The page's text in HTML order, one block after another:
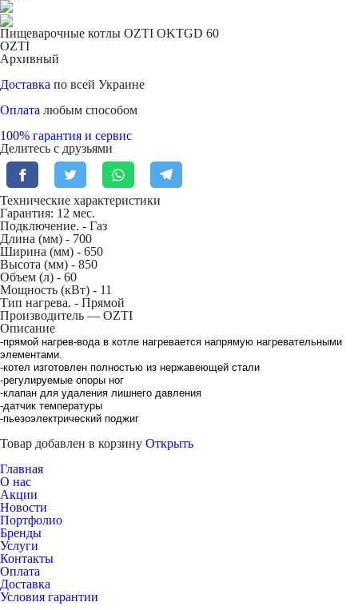
Пищеварочные котлы OZTI OKTGD 60
OZTI
Архивный
Доставка по всей Украине
Оплата любым способом
100% гарантия и сервис
Делитесь с друзьями
Технические характеристики
Гарантия: 12 мес.
Подключение. - Газ
Длина (мм) - 700
Ширина (мм) - 650
Высота (мм) - 850
Объем (л) - 60
Мощность (кВт) - 11
Тип нагрева. - Прямой
Производитель — OZTI
Описание
-прямой нагрев-вода в котле нагревается напрямую нагревательными
элементами.
-котел изготовлен полностью из нержавеющей стали
-регулируемые опоры ног
-клапан для удаления лишнего давления
-датчик температуры
-пьезоэлектрический поджиг
Товар добавлен в корзину Открыть
Главная
О нас
Акции
Новости
Портфолио
Бренды
Услуги
Контакты
Оплата
Доставка
Условия гарантии